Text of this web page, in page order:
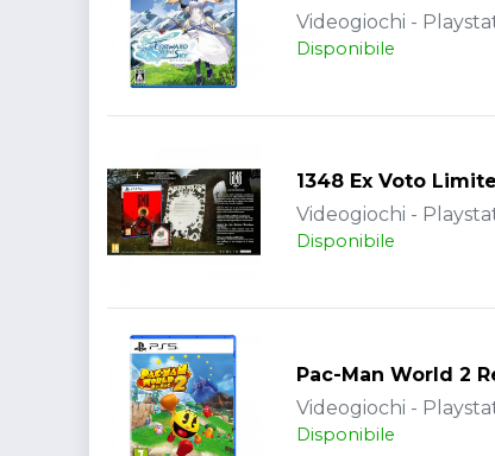
Videogiochi -
Disponibile
1348 Ex Voto
Videogiochi -
Disponibile
Pac-Man World 2
Videogiochi -
Disponibile